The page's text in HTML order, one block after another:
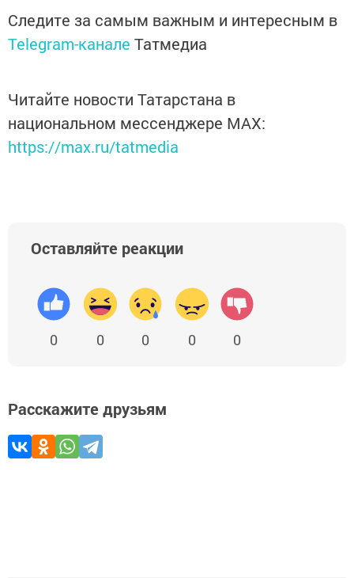
Следите за самым важным и интересным в
Telegram-канале Татмедиа
Читайте новости Татарстана в
национальном мессенджере MАХ:
https://max.ru/tatmedia
Оставляйте реакции
0 0 0 0 0
Расскажите друзьям